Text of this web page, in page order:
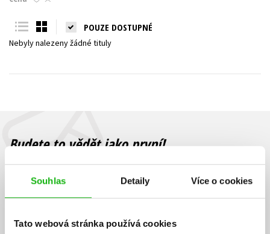
Souhlas Detaily Více o cookies
Tato webová stránka používá cookies
Young adult (SK)
Všechny tituly
POUZE DOSTUPNÉ
Nebyly nalezeny žádné tituly
Budete to vědět jako první!
Zajímá Vás, jaký knižní hit právě vychází, na jaké zboží je výhodná
sleva, jaká běží soutěž o ceny? Přihlášením k odběru našich e-
souhlasíte se zpracováním osobních údajů
mailová
adresa
mailová
adresa
Vaše e-mailová adresa Přihlásit se